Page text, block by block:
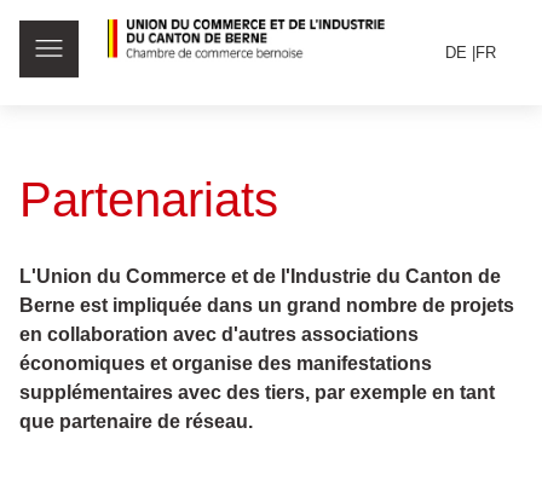
DE FR
Partenariats
L'Union du Commerce et de l'Industrie du Canton de
Berne est impliquée dans un grand nombre de projets
en collaboration avec d'autres associations
économiques et organise des manifestations
supplémentaires avec des tiers, par exemple en tant
que partenaire de réseau.